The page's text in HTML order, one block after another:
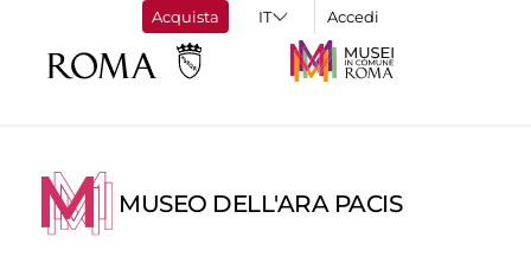
Acquista Accedi
MUSEO DELL'ARA PACIS